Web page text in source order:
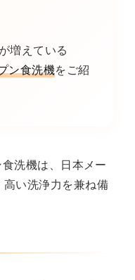
増えている
ン食洗機をご紹
洗機は、日本メー
い洗浄力を兼ね備